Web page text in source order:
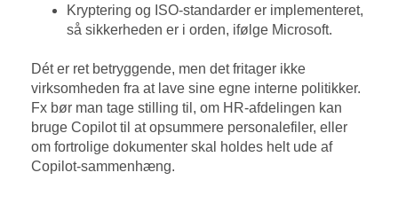
Kryptering og ISO-standarder er implementeret,
så sikkerheden er i orden, ifølge Microsoft.
Dét er ret betryggende, men det fritager ikke
virksomheden fra at lave sine egne interne politikker.
Fx bør man tage stilling til, om HR-afdelingen kan
bruge Copilot til at opsummere personalefiler, eller
om fortrolige dokumenter skal holdes helt ude af
Copilot-sammenhæng.